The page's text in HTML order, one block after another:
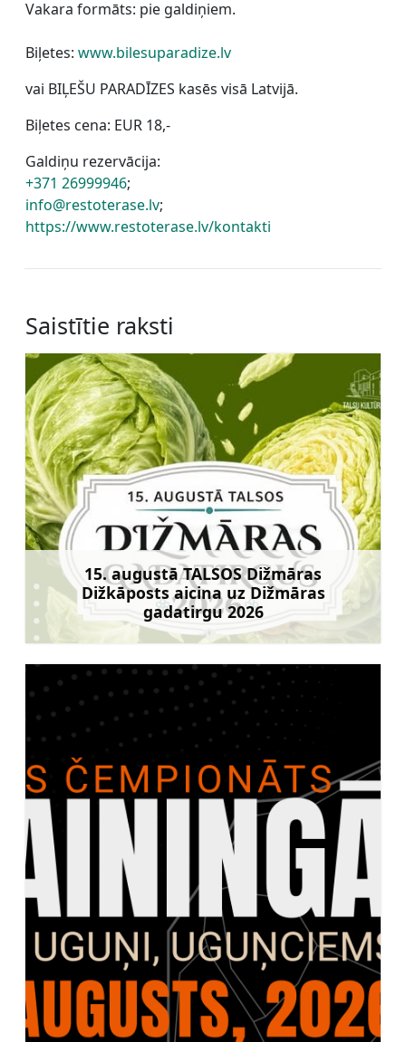
Vakara formāts: pie galdiņiem.
Biļetes: www.bilesuparadize.lv
vai BIĻEŠU PARADĪZES kasēs visā Latvijā.
Biļetes cena: EUR 18,-
Galdiņu rezervācija:
+371 26999946;
info@restoterase.lv;
https://www.restoterase.lv/kontakti
Saistītie raksti
15. augustā TALSOS Dižmāras
Dižkāposts aicina uz Dižmāras
gadatirgu 2026
Uzzināt vairāk